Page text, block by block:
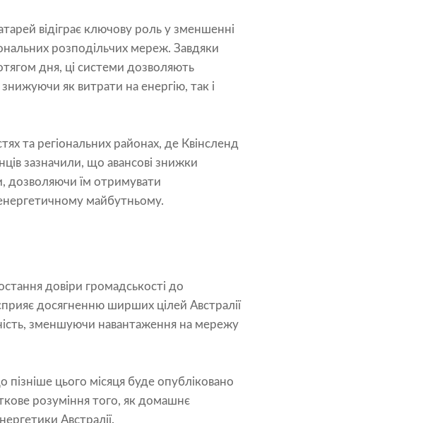
відіграє ключову роль у зменшенні
розподільчих мереж. Завдяки
дня, ці системи дозволяють
як витрати на енергію, так і
та регіональних районах, де Квінсленд
зазначили, що авансові знижки
дозволяючи їм отримувати
майбутньому.
довіри громадськості до
досягненню ширших цілей Австралії
зменшуючи навантаження на мережу
пізніше цього місяця буде опубліковано
розуміння того, як домашнє
Австралії.